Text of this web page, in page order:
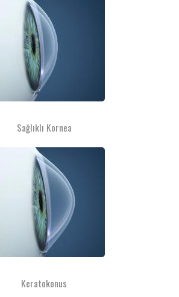
Sağlıklı Kornea
Keratokonus